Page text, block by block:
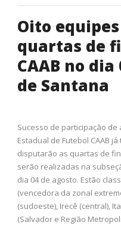
Oito
quartas de
CAAB no
de Santana
Sucesso de participação de
Estadual de Futebol CAAB
disputarão as quartas de
serão realizadas na
dia 04 de agosto. Estão
(vencedora da zonal
(sudoeste), Irecê (central),
(Salvador e Região